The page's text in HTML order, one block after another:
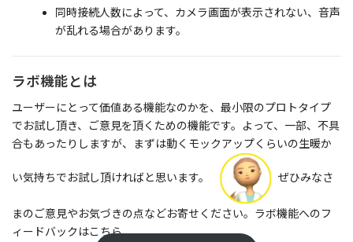
同時接続人数によって、カメラ画面が表示されない、音声
が乱れる場合があります。
ラボ機能とは
ユーザーにとって価値ある機能なのかを、最小限のプロトタイプ
でお試し頂き、ご意見を頂くための機能です。よって、一部、不具
合もあったりしますが、まずは動くモックアップくらいの生暖か
い気持ちでお試し頂ければと思います。 ぜひみなさ
まのご意見やお気づきの点などお寄せください。 ラボ機能へのフ
ィードバックはこちら